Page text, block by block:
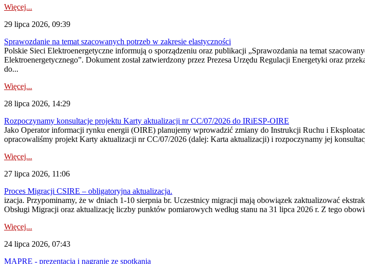
Więcej...
29 lipca 2026, 09:39
Sprawozdanie na temat szacowanych potrzeb w zakresie elastyczności
Polskie Sieci Elektroenergetyczne informują o sporządzeniu oraz publikacji „Sprawozdania na temat
Elektroenergetycznego”. Dokument został zatwierdzony przez Prezesa Urzędu Regulacji Energetyki oraz
do...
Więcej...
28 lipca 2026, 14:29
Rozpoczynamy konsultacje projektu Karty aktualizacji nr CC/07/2026 do IRiESP-OIRE
Jako Operator informacji rynku energii (OIRE) planujemy wprowadzić zmiany do Instrukcji Ruchu i
opracowaliśmy projekt Karty aktualizacji nr CC/07/2026 (dalej: Karta aktualizacji) i rozpoczynamy jej
Więcej...
27 lipca 2026, 11:06
Proces Migracji CSIRE – obligatoryjna aktualizacja.
izacja. Przypominamy, że w dniach 1-10 sierpnia br. Uczestnicy migracji mają obowiązek zaktualizować
Obsługi Migracji oraz aktualizację liczby punktów pomiarowych według stanu na 31 lipca 2026 r. Z tego
Więcej...
24 lipca 2026, 07:43
MAPRE - prezentacja i nagranie ze spotkania